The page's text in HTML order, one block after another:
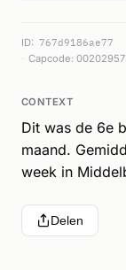
ID: 767d9186ae77
Capcode:
CONTEXT
Dit was de 6e
maand.
week in
Delen